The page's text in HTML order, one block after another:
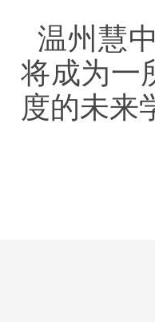
温州慧
将成为一
度的未来